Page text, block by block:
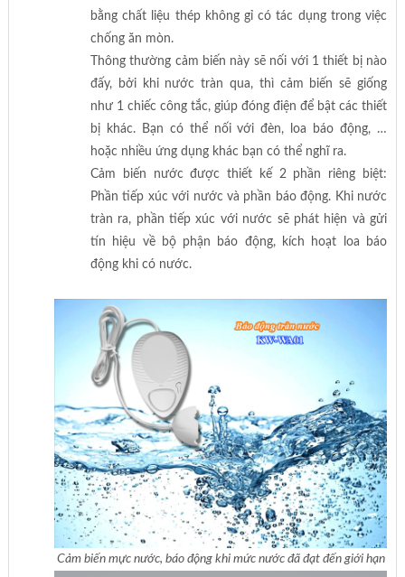
bằng chất liệu thép không gỉ có tác dụng trong việc
chống ăn mòn.
Thông thường cảm biến này sẽ nối với 1 thiết bị nào
đấy, bởi khi nước tràn qua, thì cảm biến sẽ giống
như 1 chiếc công tắc, giúp đóng điện để bật các thiết
bị khác. Bạn có thể nối với đèn, loa báo động, …
hoặc nhiều ứng dụng khác bạn có thể nghĩ ra.
Cảm biến nước được thiết kế 2 phần riêng biệt:
Phần tiếp xúc với nước và phần báo động. Khi nước
tràn ra, phần tiếp xúc với nước sẽ phát hiện và gửi
tín hiệu về bộ phận báo động, kích hoạt loa báo
động khi có nước.
Cảm biến mực nước, báo động khi mức nước đã đạt đến giới hạn